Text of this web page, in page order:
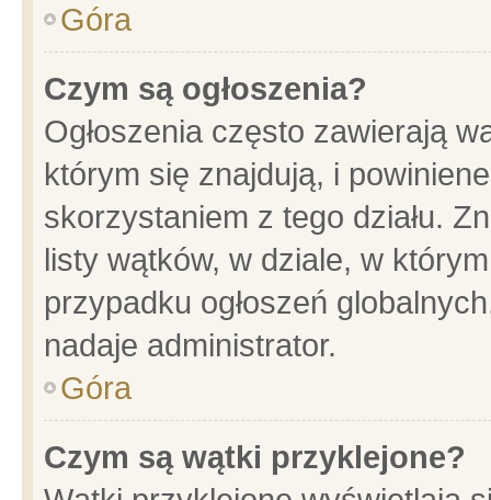
Góra
Czym są ogłoszenia?
Ogłoszenia często zawierają
którym się znajdują, i
skorzystaniem z tego działu.
listy wątków, w dziale, w
przypadku ogłoszeń
nadaje administrator.
Góra
Czym są wątki przyklejone?